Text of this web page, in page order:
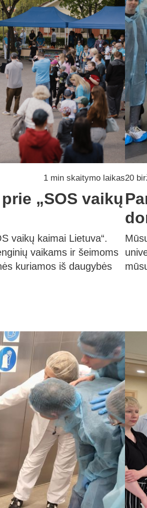
1 min skaitymo laikas
„SOS vaikų
vaikų kaimai Lietuva“.
vaikams ir šeimoms
kuriamos iš daugybės
20